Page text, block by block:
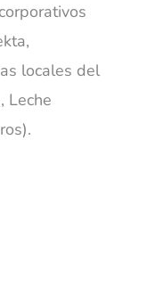
locales del
Leche